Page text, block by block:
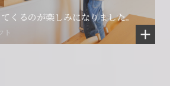
くるのが楽しみになりました。
ト